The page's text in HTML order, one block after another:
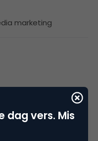
marketing
dag vers. Mis